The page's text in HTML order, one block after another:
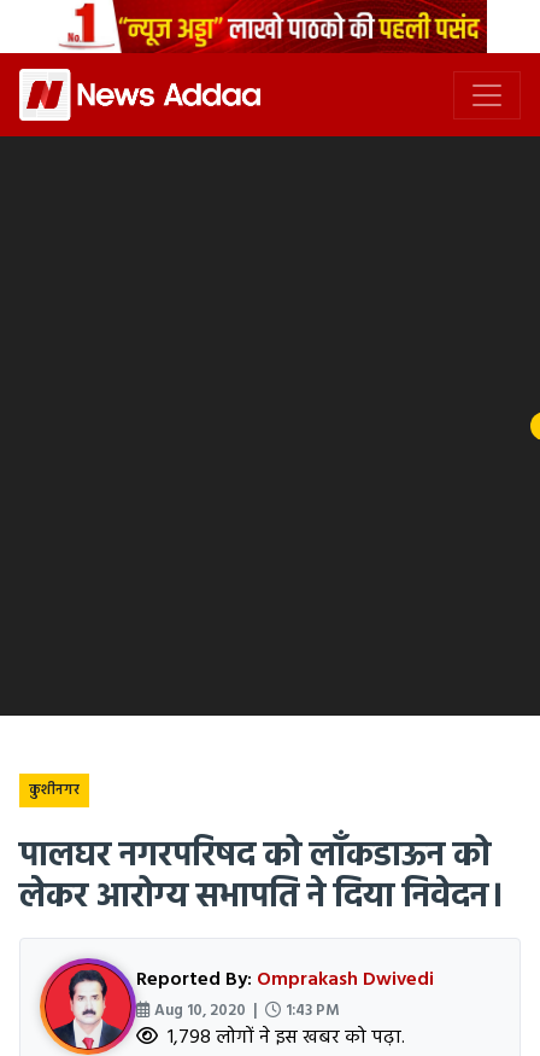
कुशीनगर
पालघर नगरपरिषद को लाँकडाऊन को
लेकर आरोग्य सभापति ने दिया निवेदन।
Reported By: Omprakash Dwivedi
Aug 10, 2020 | 1:43 PM
1,798 लोगों ने इस खबर को पढ़ा.